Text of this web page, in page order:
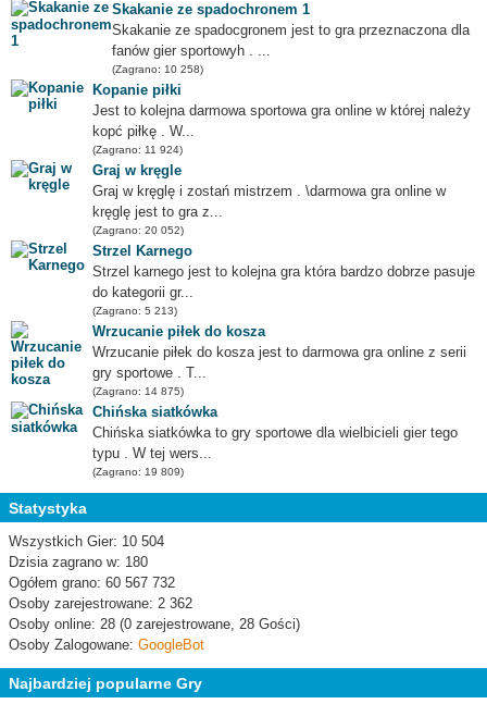
Skakanie ze spadochronem 1
Skakanie ze spadocgronem jest to gra przeznaczona dla
fanów gier sportowyh . ...
(Zagrano: 10 258)
Kopanie piłki
Jest to kolejna darmowa sportowa gra online w której należy
kopć piłkę . W...
(Zagrano: 11 924)
Graj w kręgle
Graj w kręglę i zostań mistrzem . \darmowa gra online w
kręglę jest to gra z...
(Zagrano: 20 052)
Strzel Karnego
Strzel karnego jest to kolejna gra która bardzo dobrze pasuje
do kategorii gr...
(Zagrano: 5 213)
Wrzucanie piłek do kosza
Wrzucanie piłek do kosza jest to darmowa gra online z serii
gry sportowe . T...
(Zagrano: 14 875)
Chińska siatkówka
Chińska siatkówka to gry sportowe dla wielbicieli gier tego
typu . W tej wers...
(Zagrano: 19 809)
Statystyka
Wszystkich Gier: 10 504
Dzisia zagrano w: 180
Ogółem grano: 60 567 732
Osoby zarejestrowane: 2 362
Osoby online: 28 (0 zarejestrowane, 28 Gości)
Osoby Zalogowane: GoogleBot
Najbardziej popularne Gry